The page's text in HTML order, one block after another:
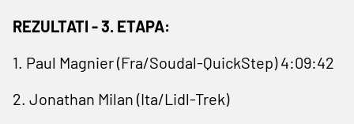
REZULTATI - 3. ETAPA:
1. Paul Magnier (Fra/Soudal-QuickStep) 4:09:42
2. Jonathan Milan (Ita/Lidl-Trek)